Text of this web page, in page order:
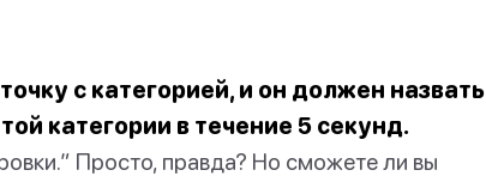
с категорией, и он должен назвать
категории в течение 5 секунд.
Просто, правда? Но сможете ли вы